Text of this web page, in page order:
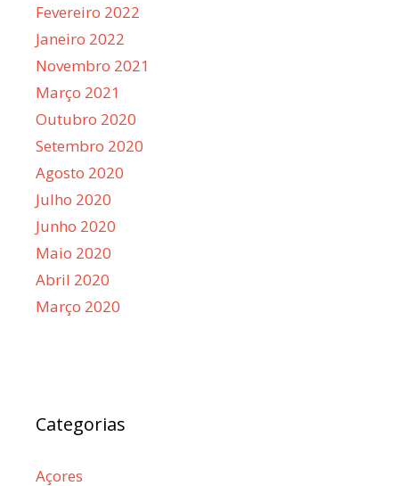
Fevereiro 2022
Janeiro 2022
Novembro 2021
Março 2021
Outubro 2020
Setembro 2020
Agosto 2020
Julho 2020
Junho 2020
Maio 2020
Abril 2020
Março 2020
Categorias
Açores